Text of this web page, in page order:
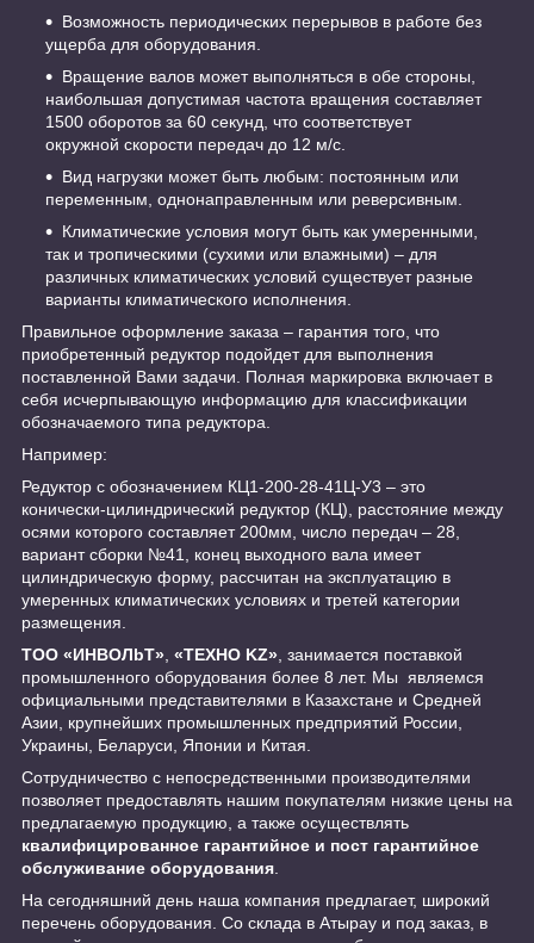
Возможность периодических перерывов в работе без
ущерба для оборудования.
Вращение валов может выполняться в обе стороны,
наибольшая допустимая частота вращения составляет
1500 оборотов за 60 секунд, что соответствует
окружной скорости передач до 12 м/с.
Вид нагрузки может быть любым: постоянным или
переменным, однонаправленным или реверсивным.
Климатические условия могут быть как умеренными,
так и тропическими (сухими или влажными) – для
различных климатических условий существует разные
варианты климатического исполнения.
Правильное оформление заказа – гарантия того, что
приобретенный редуктор подойдет для выполнения
поставленной Вами задачи. Полная маркировка включает в
себя исчерпывающую информацию для классификации
обозначаемого типа редуктора.
Например:
Редуктор с обозначением КЦ1-200-28-41Ц-У3 – это
конически-цилиндрический редуктор (КЦ), расстояние между
осями которого составляет 200мм, число передач – 28,
вариант сборки №41, конец выходного вала имеет
цилиндрическую форму, рассчитан на эксплуатацию в
умеренных климатических условиях и третей категории
размещения.
ТОО «ИНBOЛbT» «ТЕХНО KZ» , занимается поставкой
промышленного оборудования более 8 лет. Мы являемся
официальными представителями в Казахстане и Средней
Азии, крупнейших промышленных предприятий России,
Украины, Беларуси, Японии и Китая.
Сотрудничество с непосредственными производителями
позволяет предоставлять нашим покупателям низкие цены на
предлагаемую продукцию, а также осуществлять
квалифицированное гарантийное и пост гарантийное
обслуживание оборудования
На сегодняшний день наша компания предлагает, широкий
перечень оборудования. Со склада в Атырау и под заказ, в